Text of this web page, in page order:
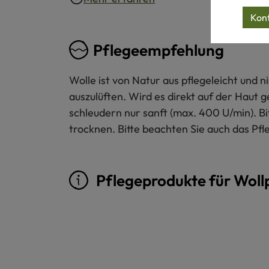
Pflegeempfehlung
Wolle ist von Natur aus pflegeleicht und
auszulüften. Wird es direkt auf der Haut
schleudern nur sanft (max. 400 U/min).
trocknen. Bitte beachten Sie auch das
Pflegeprodukte für